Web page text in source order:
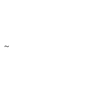
～